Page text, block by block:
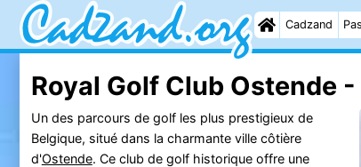
Cadzand
Royal Golf Club Ostende
Un des parcours de golf les plus prestigieux de
Belgique, situé dans la charmante ville côtière
d'Ostende. Ce club de golf historique offre une